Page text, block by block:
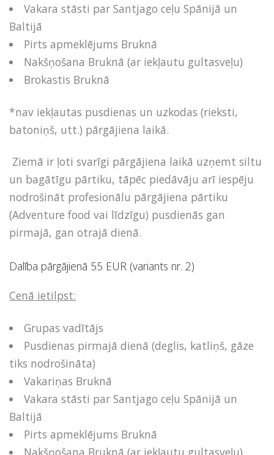
Vakara stāsti par Santjago ceļu Spānijā un
Baltijā
Pirts apmeklējums Bruknā
Nakšņošana Bruknā (ar iekļautu gultasveļu)
Brokastis Bruknā
*nav iekļautas pusdienas un uzkodas (rieksti,
batoniņš, utt.) pārgājiena laikā.
Ziemā ir ļoti svarīgi pārgājiena laikā uzņemt siltu
un bagātīgu pārtiku, tāpēc piedāvāju arī iespēju
nodrošināt profesionālu pārgājiena pārtiku
(Adventure food vai līdzīgu) pusdienās gan
pirmajā, gan otrajā dienā.
Dalība pārgājienā 55 EUR (variants nr. 2)
Cenā ietilpst:
Grupas vadītājs
Pusdienas pirmajā dienā (deglis, katliņš, gāze
tiks nodrošināta)
Vakariņas Bruknā
Vakara stāsti par Santjago ceļu Spānijā un
Baltijā
Pirts apmeklējums Bruknā
Nakšņošana Bruknā (ar iekļautu gultasveļu)